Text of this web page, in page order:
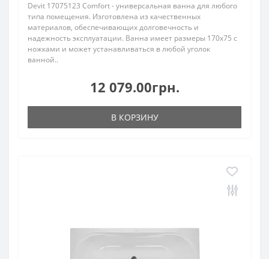
Devit 17075123 Comfort - универсальная ванна для любого
типа помещения. Изготовлена из качественных
материалов, обеспечивающих долговечность и
надежность эксплуатации. Ванна имеет размеры 170х75 с
ножками и может устанавливаться в любой уголок
ванной..
12 079.00грн.
В КОРЗИНУ